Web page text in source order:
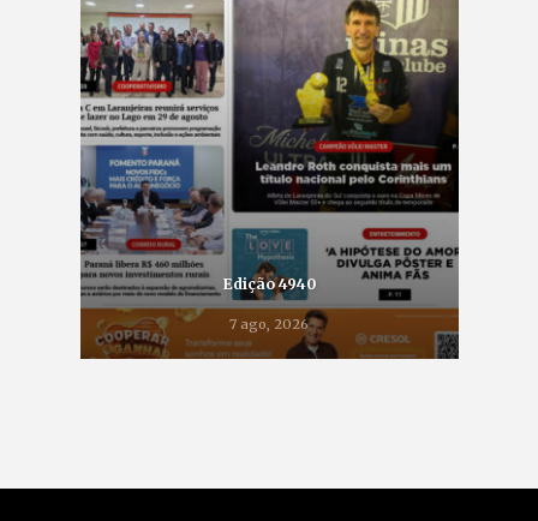
Edição 4940
7 ago, 2026